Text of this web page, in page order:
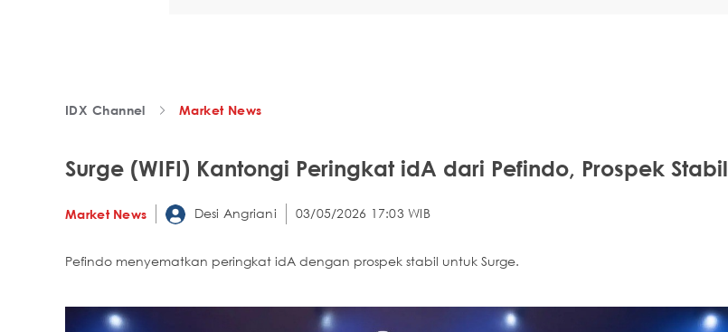
IDX Channel Market News
Surge (WIFI) Kantongi Peringkat idA dari Pefindo, Prospek Stabil
Market News Desi Angriani 03/05/2026 17:03 WIB
Pefindo menyematkan peringkat idA dengan prospek stabil untuk Surge.